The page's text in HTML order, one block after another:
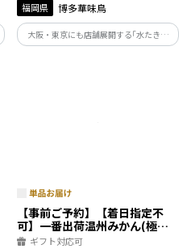
福岡県 博多華味鳥
大阪・東京にも店舗展開する｢水たき料
亭 博多華味鳥｣の吟味されたスープと素
【事前ご予約】【着日指定不
可】一番出荷温州みかん(極早
生) 約3kg（25～50玉）
ギフト対応可